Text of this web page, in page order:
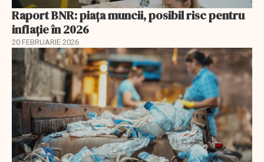
Raport BNR: piața muncii, posibil risc pentru
inflație în 2026
20 FEBRUARIE 2026